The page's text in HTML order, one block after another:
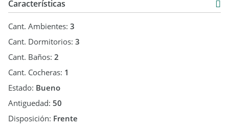
Características
Cant. Ambientes: 3
Cant. Dormitorios: 3
Cant. Baños: 2
Cant. Cocheras: 1
Estado: Bueno
Antiguedad: 50
Disposición: Frente